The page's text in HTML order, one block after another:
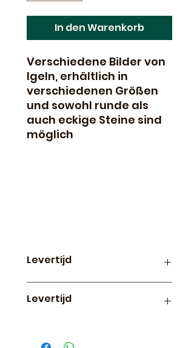
In den Warenkorb
Verschiedene Bilder von
Igeln, erhältlich in
verschiedenen Größen
und sowohl runde als
auch eckige Steine sind
möglich
Levertijd
paintings op canvas is
Levertijd
worden 1x per week in